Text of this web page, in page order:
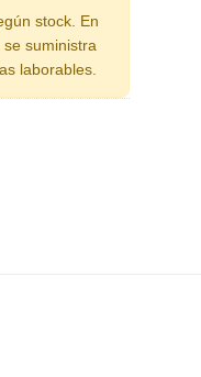
stock. En
suministra
laborables.